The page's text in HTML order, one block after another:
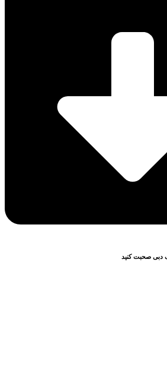
دبی صحبت کنید